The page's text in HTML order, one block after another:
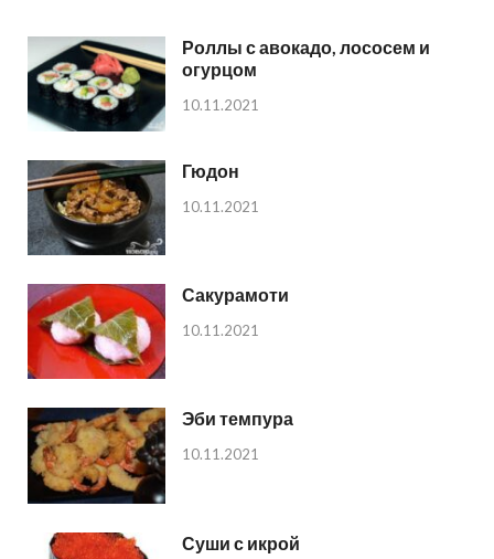
Роллы с авокадо, лососем и
огурцом
10.11.2021
Гюдон
10.11.2021
Сакурамоти
10.11.2021
Эби темпура
10.11.2021
Суши с икрой